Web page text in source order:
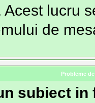
Acest lucru
de
Probleme
subiect in